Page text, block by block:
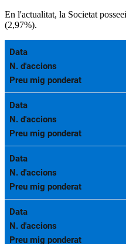
En l'actualitat, la Societat
(2,97%).